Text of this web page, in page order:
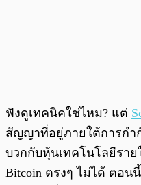
ฟังดูเทคนิคใช่ไหม? แต่
สัญญาที่อยู่ภายใต้การกำกั
บวกกับหุ้นเทคโนโลยีรา
Bitcoin ตรงๆ ไม่ได้ ตอน